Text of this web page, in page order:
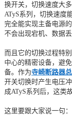
换开关，切换速度大
ATyS系列，切换速度
完全能实现主备电源
不会出现宕机、数据丢
而且它的切换过程特
中心的精密设备，避
备。作为寺崎断路器
开关切换时产生电压
成ATyS系列后，这类
这里要跟大家说一句